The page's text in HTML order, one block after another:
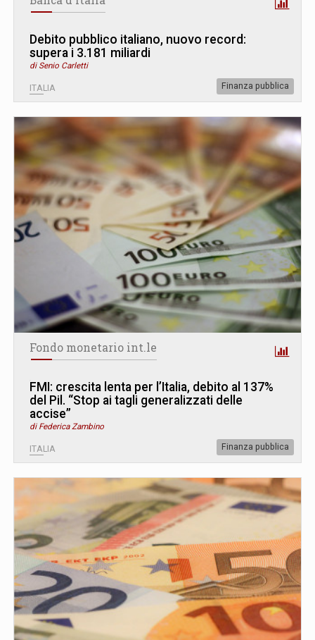
Debito pubblico italiano, nuovo record:
supera i 3.181 miliardi
di Senio Carletti
ITALIA Finanza pubblica
Fondo monetario int.le
FMI: crescita lenta per l’Italia, debito al 137%
del Pil. “Stop ai tagli generalizzati delle
accise”
di Federica Zambino
ITALIA Finanza pubblica